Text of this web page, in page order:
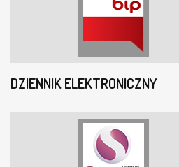
DZIENNIK ELEKTRONICZNY